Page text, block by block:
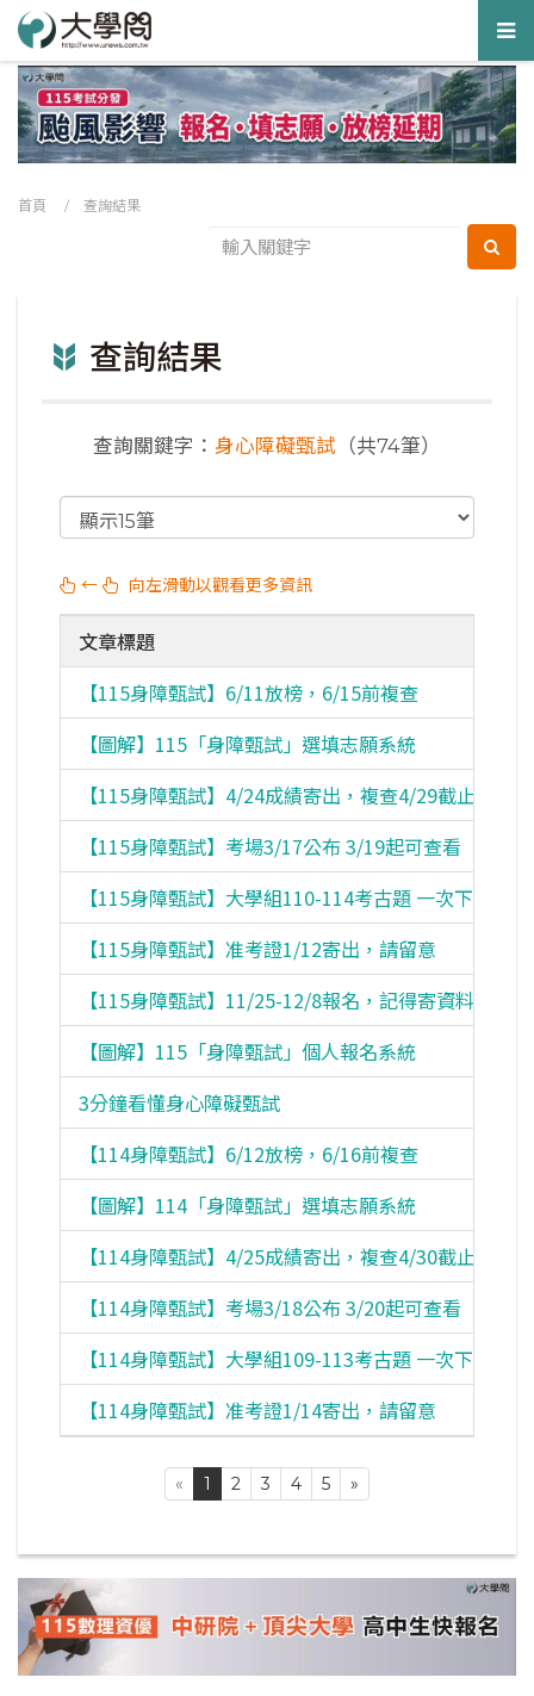
首頁 / 查詢結果
查詢結果
查詢關鍵字： 身心障礙甄試 （共74筆）
← 向左滑動以觀看更多資訊
文章標題
【115身障甄試】6/11放榜，6/15前複查
【圖解】115「身障甄試」選填志願系統
【115身障甄試】4/24成績寄出，複查4/29截止
【115身障甄試】考場3/17公布 3/19起可查看
【115身障甄試】大學組110-114考古題 一次下載
【115身障甄試】准考證1/12寄出，請留意
【115身障甄試】11/25-12/8報名，記得寄資料
【圖解】115「身障甄試」個人報名系統
3分鐘看懂身心障礙甄試
【114身障甄試】6/12放榜，6/16前複查
【圖解】114「身障甄試」選填志願系統
【114身障甄試】4/25成績寄出，複查4/30截止
【114身障甄試】考場3/18公布 3/20起可查看
【114身障甄試】大學組109-113考古題 一次下載
【114身障甄試】准考證1/14寄出，請留意
« 1 2 3 4 5 »